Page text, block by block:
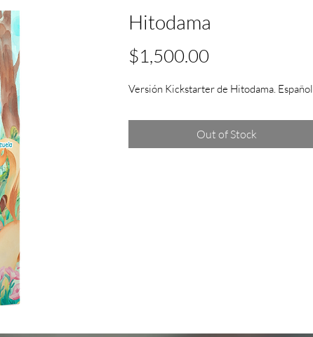
Hitodama
$1,500.00Price
Versión Kickstarter de Hitodama. Español
Out of Stock